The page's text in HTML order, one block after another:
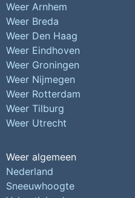
Weer Arnhem
Weer Breda
Weer Den Haag
Weer Eindhoven
Weer Groningen
Weer Nijmegen
Weer Rotterdam
Weer Tilburg
Weer Utrecht
Weer algemeen
Nederland
Sneeuwhoogte